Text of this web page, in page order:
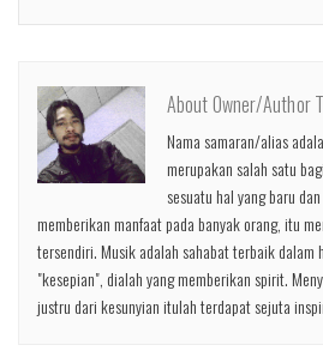
About Owner/Author
Nama samaran/alias
merupakan salah satu
sesuatu hal yang baru
memberikan manfaat pada banyak orang, itu
tersendiri. Musik adalah sahabat terbaik dalam
"kesepian", dialah yang memberikan spirit.
justru dari kesunyian itulah terdapat sejuta